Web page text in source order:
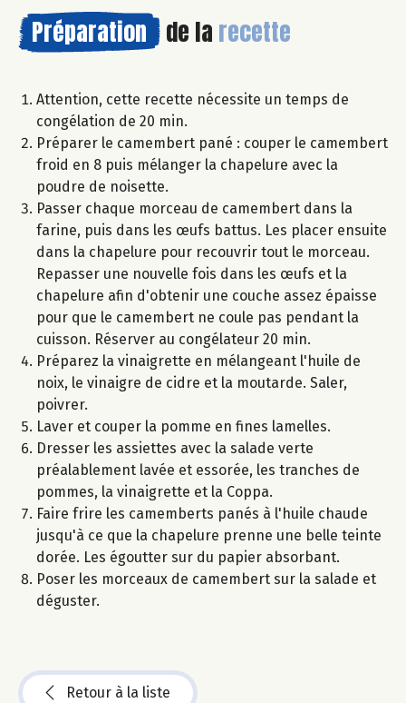
Préparation de la recette
Attention, cette recette nécessite un temps de
congélation de 20 min.
Préparer le camembert pané : couper le camembert
froid en 8 puis mélanger la chapelure avec la
poudre de noisette.
Passer chaque morceau de camembert dans la
farine, puis dans les œufs battus. Les placer ensuite
dans la chapelure pour recouvrir tout le morceau.
Repasser une nouvelle fois dans les œufs et la
chapelure afin d'obtenir une couche assez épaisse
pour que le camembert ne coule pas pendant la
cuisson. Réserver au congélateur 20 min.
Préparez la vinaigrette en mélangeant l'huile de
noix, le vinaigre de cidre et la moutarde. Saler,
poivrer.
Laver et couper la pomme en fines lamelles.
Dresser les assiettes avec la salade verte
préalablement lavée et essorée, les tranches de
pommes, la vinaigrette et la Coppa.
Faire frire les camemberts panés à l'huile chaude
jusqu'à ce que la chapelure prenne une belle teinte
dorée. Les égoutter sur du papier absorbant.
Poser les morceaux de camembert sur la salade et
déguster.
Retour à la liste